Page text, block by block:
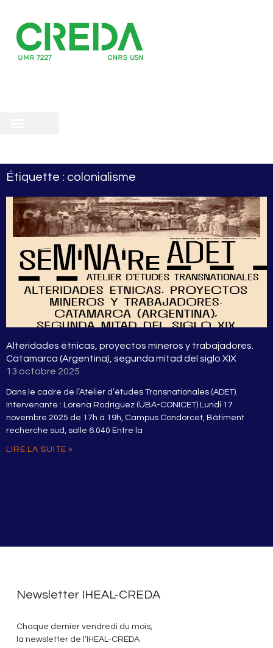
Étiquette : colonialisme
Alteridades étnicas, proyectos mineros y trabajadores.
Catamarca (Argentina), segunda mitad del siglo XIX
13 octobre 2025
Dans le cadre de l’Atelier d’études Transnationales (ADET).
Intervenante : Lorena Rodríguez (UBA-CONICET) Lundi 17
novembre 2025 de 17h à 19h, Campus Condorcet, Bâtiment
recherche sud, salle 6.040 Entre la
LIRE LA SUITE »
Newsletter IHEAL-CREDA
Chaque dernier vendredi du mois,
la newsletter de l’IHEAL-CREDA